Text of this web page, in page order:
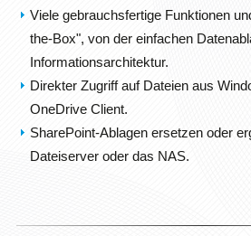
Viele gebrauchsfertige Funktionen
the-Box", von der einfachen
Informationsarchitektur.
Direkter Zugriff auf Dateien aus
OneDrive Client.
SharePoint-Ablagen ersetzen oder
Dateiserver oder das NAS.